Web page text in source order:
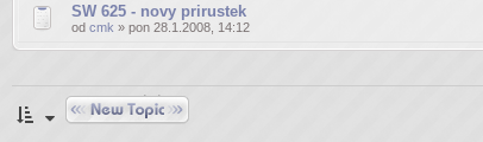
SW 625 - novy prirustek
od cmk » pon 28.1.2008, 14:12
Odeslat nové téma